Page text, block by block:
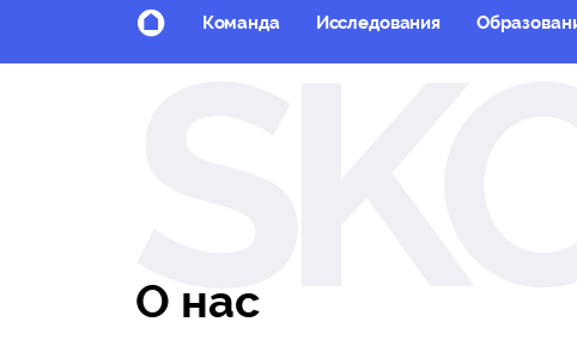
Команда Исследования
О нас